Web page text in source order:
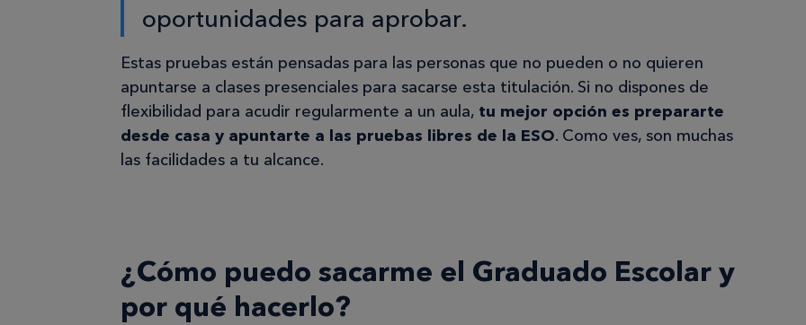
oportunidades para aprobar.
Estas pruebas están pensadas para las personas que no pueden o no quieren
apuntarse a clases presenciales para sacarse esta titulación. Si no dispones de
flexibilidad para acudir regularmente a un aula, tu mejor opción es prepararte
desde casa y apuntarte a las pruebas libres de la ESO. Como ves, son muchas
las facilidades a tu alcance.
¿Cómo puedo sacarme el Graduado Escolar y
por qué hacerlo?